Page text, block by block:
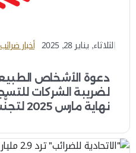
الثلاثاء, يناير 28, 2025 أخبار
دعوة الأشخاص
لضريبة الشركات
نهاية مارس 2025 لتجنُّب الغرامات الإدارية